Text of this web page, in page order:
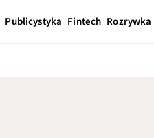
Publicystyka Fintech Rozrywka